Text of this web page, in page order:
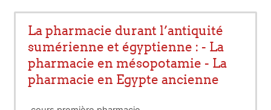
La pharmacie durant l’antiquité
sumérienne et égyptienne : - La
pharmacie en mésopotamie - La
pharmacie en Egypte ancienne